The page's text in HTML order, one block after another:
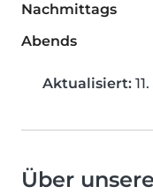
Nachmittags
Abends
Aktualisiert:
Über